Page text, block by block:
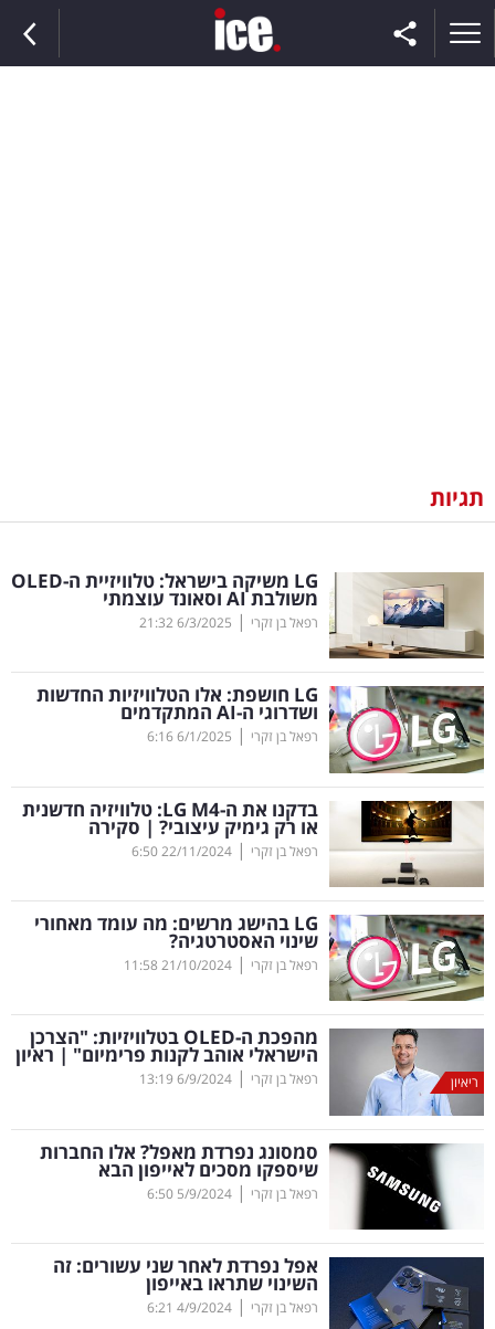
וצרכנות
דיגיטל
וטק
שיווק
ופרסום
משפט
מדדים
ומחקרים
דעות
רכילות
עסקית
קריפטו
ויראלי
טלוויזיה
עסקי
ספורט
קריירה
ולימודים
תגיות
LG משיקה בישראל: טלוויזיית ה-OLED
משולבתAI וסאונד עוצמתי
רפאל בן זקרי |
6/3/2025
21:32
LG חושפת: אלו הטלוויזיות החדשות
ושדרוגי ה-AI המתקדמים
רפאל בן זקרי |
6/1/2025
6:16
בדקנו את ה- LG M 4: טלוויזיה חדשנית
או רק גימיק עיצובי? | סקירה
רפאל בן זקרי |
22/11/2024
6:50
LG בהישג מרשים: מה עומד מאחורי
שינוי האסטרטגיה?
רפאל בן זקרי |
21/10/2024
11:58
ריאיון
מהפכת ה-OLED בטלוויזיות: "הצרכן
הישראלי אוהב לקנות פרימיום" | ראיון
רפאל בן זקרי |
6/9/2024
13:19
סמסונג נפרדת מאפל? אלו החברות
שיספקו מסכים לאייפון הבא
רפאל בן זקרי |
5/9/2024
6:50
אפל נפרדת לאחר שני עשורים: זה
השינוי שתראו באייפון
רפאל בן זקרי |
4/9/2024
6:21